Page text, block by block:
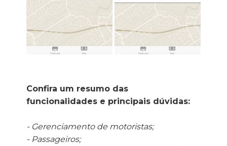
Confira um resumo das
funcionalidades e principais dúvidas:
- Gerenciamento de motoristas;
- Passageiros;